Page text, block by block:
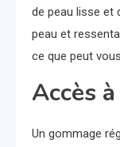
de peau lisse et
peau et
ce que peut
Accès
Un gommage